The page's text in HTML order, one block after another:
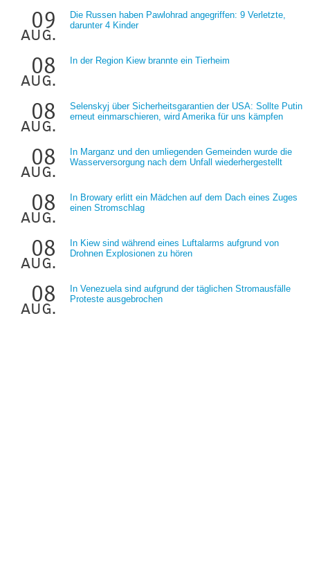
09
aug.
Die Russen haben Pawlohrad angegriffen: 9 Verletzte,
darunter 4 Kinder
08
aug.
In der Region Kiew brannte ein Tierheim
08
aug.
Selenskyj über Sicherheitsgarantien der USA: Sollte Putin
erneut einmarschieren, wird Amerika für uns kämpfen
08
aug.
In Marganz und den umliegenden Gemeinden wurde die
Wasserversorgung nach dem Unfall wiederhergestellt
08
aug.
In Browary erlitt ein Mädchen auf dem Dach eines Zuges
einen Stromschlag
08
aug.
In Kiew sind während eines Luftalarms aufgrund von
Drohnen Explosionen zu hören
08
aug.
In Venezuela sind aufgrund der täglichen Stromausfälle
Proteste ausgebrochen